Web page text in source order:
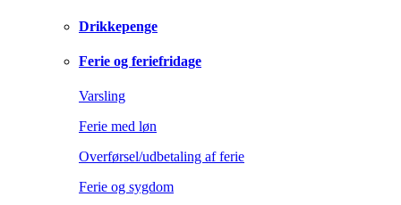
Drikkepenge
Ferie og feriefridage
Varsling
Ferie med løn
Overførsel/udbetaling af ferie
Ferie og sygdom